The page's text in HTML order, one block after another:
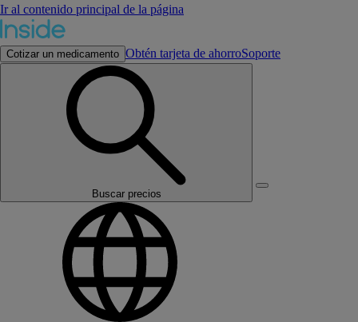
Ir al contenido principal de la página
Cotizar un medicamento Obtén tarjeta de ahorroSoporte
Buscar precios